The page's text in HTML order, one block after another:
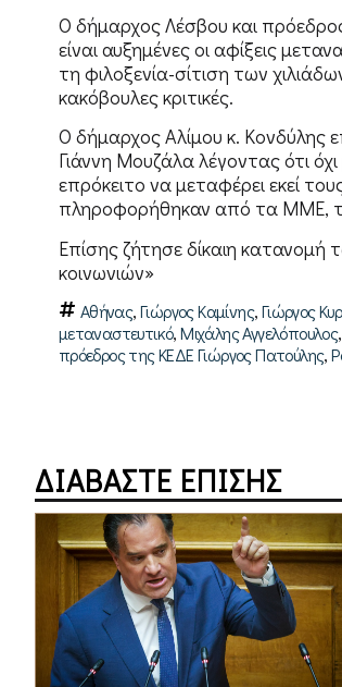
Ο δήμαρχος Λέσβου και
είναι αυξημένες οι αφίξεις
τη φιλοξενία-σίτιση των
κακόβουλες κριτικές.
Ο δήμαρχος Αλίμου κ. Κονδύλης
Γιάννη Μουζάλα λέγοντας ότι
επρόκειτο να μεταφέρει εκεί
πληροφορήθηκαν από τα ΜΜΕ,
Επίσης ζήτησε δίκαιη
κοινωνιών»
Αθήνας,Γιώργος Καμίνης,Γιώργος
μεταναστευτικό,Μιχάλης Αγγελόπουλος,
πρόεδρος της ΚΕΔΕ Γιώργος Πατούλης,
ΔΙΑΒΑΣΤΕ ΕΠΙΣΗΣ